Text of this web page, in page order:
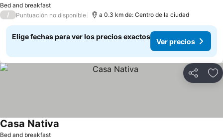
Bed and breakfast
/ Puntuación no disponible a 0.3 km de: Centro de la ciudad
Elige fechas para ver los precios exactos
Ver precios
Compartir
Bed and breakfast
Casa Nativa